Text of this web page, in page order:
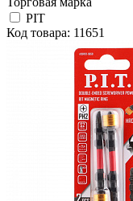
PIT
Код товара: 11651